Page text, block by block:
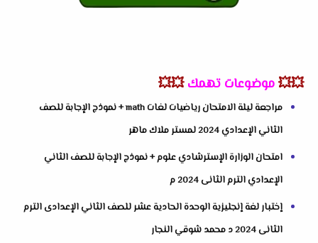
💥💥موضوعات تهمك 💥💥
مراجعة ليلة الامتحان رياضيات لغات math + نموذج الإجابة للصف
الثاني الإعدادي 2024 لمستر ملاك ماهر
امتحان الوزارة الإسترشادي علوم + نموذج الإجابة للصف الثاني
الإعدادي الترم الثانى 2024 م
إختبار لغة إنجليزية الوحدة الحادية عشر للصف الثاني الإعدادى الترم
الثانى 2024 د محمد شوقي النجار